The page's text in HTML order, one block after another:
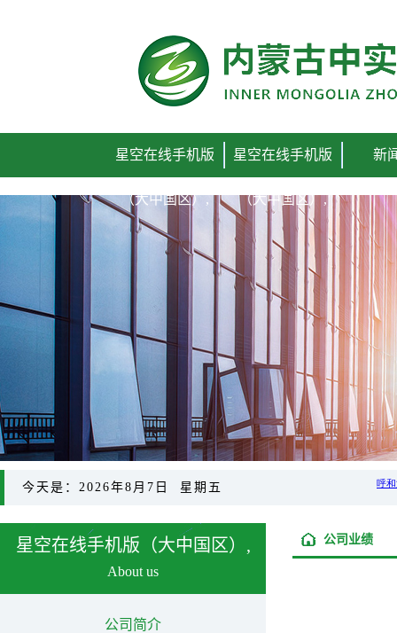
星空在线手机版
（大中国区）,
星空在线手机版
（大中国区）,
新
今天是：2026年8月7日 星期五
星空在线手机版（大中国区）,
About us
公司简介
公司业绩